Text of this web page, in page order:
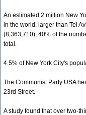
An estimated 2 million New
in the world, larger than Tel
(8,363,710), 40% of the
total.
4.5% of New York City's
The Communist Party USA
23rd Street.
A study found that over two-